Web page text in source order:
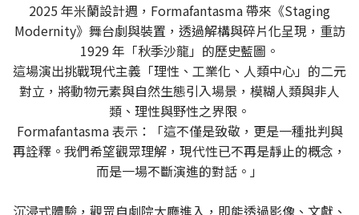
2025 年米蘭設計週，Formafantasma 帶來《Staging
Modernity》舞台劇與裝置，透過解構與碎片化呈現，重訪
1929 年「秋季沙龍」的歷史藍圖。
這場演出挑戰現代主義「理性、工業化、人類中心」的二元
對立，將動物元素與自然生態引入場景，模糊人類與非人
類、理性與野性之界限。
Formafantasma 表示：「這不僅是致敬，更是一種批判與
再詮釋。我們希望觀眾理解，現代性已不再是靜止的概念，
而是一場不斷演進的對話。」
沉浸式體驗，觀眾自劇院大廳進入，即能透過影像、文獻、